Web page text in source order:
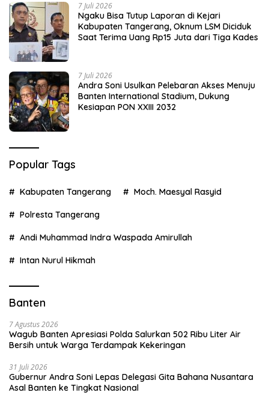
7 Juli 2026
Ngaku Bisa Tutup Laporan di Kejari
Kabupaten Tangerang, Oknum LSM Diciduk
Saat Terima Uang Rp15 Juta dari Tiga Kades
7 Juli 2026
Andra Soni Usulkan Pelebaran Akses Menuju
Banten International Stadium, Dukung
Kesiapan PON XXIII 2032
Popular Tags
Kabupaten Tangerang Moch. Maesyal Rasyid
Polresta Tangerang
Andi Muhammad Indra Waspada Amirullah
Intan Nurul Hikmah
Banten
7 Agustus 2026
Wagub Banten Apresiasi Polda Salurkan 502 Ribu Liter Air
Bersih untuk Warga Terdampak Kekeringan
31 Juli 2026
Gubernur Andra Soni Lepas Delegasi Gita Bahana Nusantara
Asal Banten ke Tingkat Nasional